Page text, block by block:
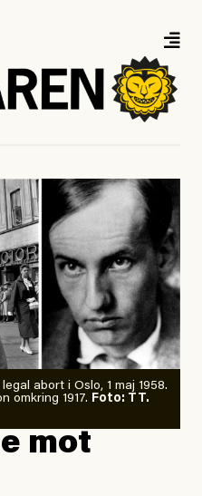
abort i Oslo, 1 maj 1958.
omkring 1917. Foto: TT.
mot